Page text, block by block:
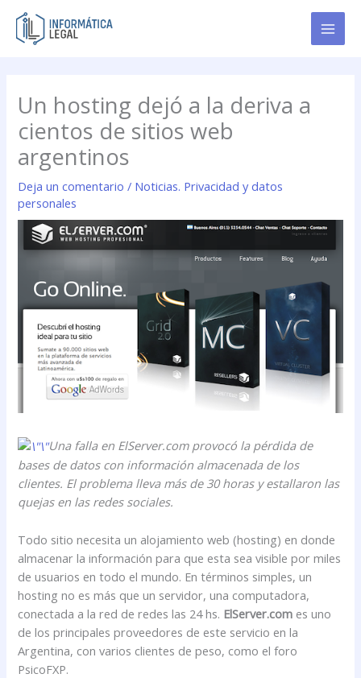
contenido
Un hosting dejó a la deriva a
cientos de sitios web
argentinos
Deja un comentario / Noticias. Privacidad y datos
personales
Una falla en ElServer.com provocó la pérdida de
bases de datos con información almacenada de los
clientes. El problema lleva más de 30 horas y estallaron las
quejas en las redes sociales.
Todo sitio necesita un alojamiento web (hosting) en donde
almacenar la información para que esta sea visible por miles
de usuarios en todo el mundo. En términos simples, un
hosting no es más que un servidor, una computadora,
conectada a la red de redes las 24 hs. ElServer.com es uno
de los principales proveedores de este servicio en la
Argentina, con varios clientes de peso, como el foro
PsicoFXP.